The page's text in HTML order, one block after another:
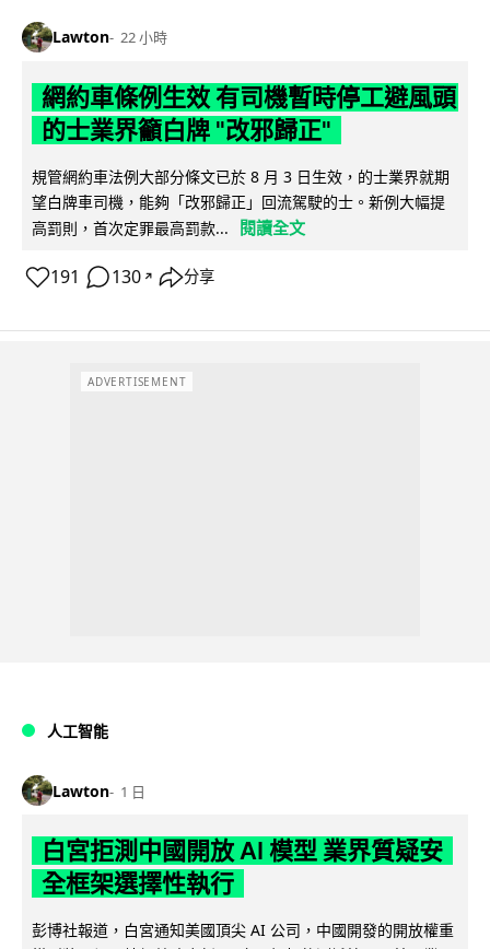
Lawton 22 小時
網約車條例生效 有司機暫時停工避風頭
的士業界籲白牌 "改邪歸正"
規管網約車法例大部分條文已於 8 月 3 日生效，的士業界就期
望白牌車司機，能夠「改邪歸正」回流駕駛的士。新例大幅提
高罰則，首次定罪最高罰款...
閱讀全文
191 130 ↗ 分享
ADVERTISEMENT
人工智能
Lawton 1 日
白宮拒測中國開放 AI 模型 業界質疑安
全框架選擇性執行
彭博社報道，白宮通知美國頂尖 AI 公司，中國開發的開放權重